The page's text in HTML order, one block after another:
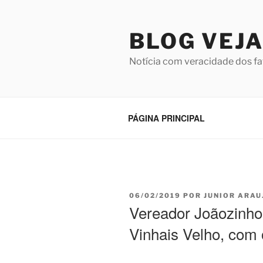
BLOG
Notícia com veracidade dos
PÁGINA PRINCIPAL
PUBLICADO
06/02/2019 POR JUNIOR
Vereador
Vinhais Velho,